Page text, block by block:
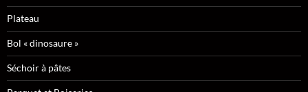
Plateau
Bol « dinosaure »
Séchoir à pâtes